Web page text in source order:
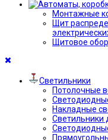
Монтажные
Щит
Щитовое
Светильники
Потолочные
Накладные
Светильники